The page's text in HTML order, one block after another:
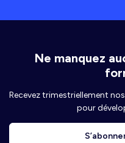
Ne manquez
Recevez trimestriellement
pour